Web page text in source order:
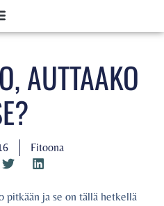
AUTTAAKO
Fitoona
pitkään ja se on tällä hetkellä